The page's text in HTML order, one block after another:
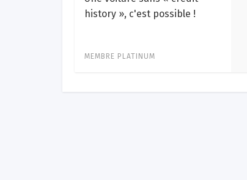
history », c'est possible !
MEMBRE PLATINUM